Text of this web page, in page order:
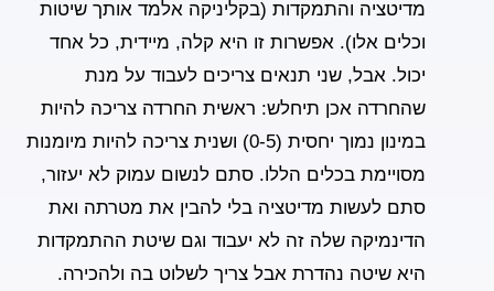
מדיטציה והתמקדות (בקליניקה אלמד אותך שיטות
וכלים אלו). אפשרות זו היא קלה, מיידית, כל אחד
יכול. אבל, שני תנאים צריכים לעבוד על מנת
שהחרדה אכן תיחלש: ראשית החרדה צריכה להיות
במינון נמוך יחסית (0-5) ושנית צריכה להיות מיומנות
מסויימת בכלים הללו. סתם לנשום עמוק לא יעזור,
סתם לעשות מדיטציה בלי להבין את מטרתה ואת
הדינמיקה שלה זה לא יעבוד וגם שיטת ההתמקדות
היא שיטה נהדרת אבל צריך לשלוט בה ולהכירה.